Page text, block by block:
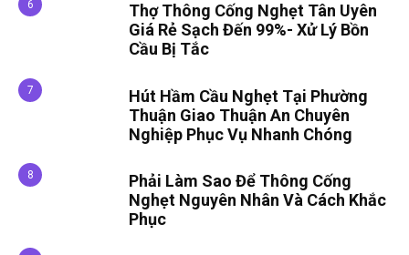
Thợ Thông Cống Nghẹt Tân Uyên
Giá Rẻ Sạch Đến 99%- Xử Lý Bồn
Cầu Bị Tắc
Hút Hầm Cầu Nghẹt Tại Phường
Thuận Giao Thuận An Chuyên
Nghiệp Phục Vụ Nhanh Chóng
Phải Làm Sao Để Thông Cống
Nghẹt Nguyên Nhân Và Cách Khắc
Phục